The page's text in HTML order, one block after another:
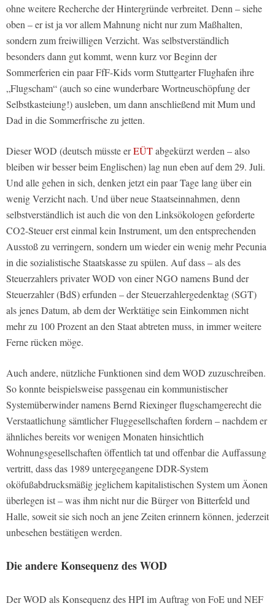
ohne weitere Recherche der Hintergründe verbreitet. Denn – siehe
oben – er ist ja vor allem Mahnung nicht nur zum Maßhalten,
sondern zum freiwilligen Verzicht. Was selbstverständlich
besonders dann gut kommt, wenn kurz vor Beginn der
Sommerferien ein paar FfF-Kids vorm Stuttgarter Flughafen ihre
„Flugscham“ (auch so eine wunderbare Wortneuschöpfung der
Selbstkasteiung!) ausleben, um dann anschließend mit Mum und
Dad in die Sommerfrische zu jetten.
Dieser WOD (deutsch müsste erEÜTabgekürzt werden – also
bleiben wir besser beim Englischen) lag nun eben auf dem 29. Juli.
Und alle gehen in sich, denken jetzt ein paar Tage lang über ein
wenig Verzicht nach. Und über neue Staatseinnahmen, denn
selbstverständlich ist auch die von den Linksökologen geforderte
CO2-Steuer erst einmal kein Instrument, um den entsprechenden
Ausstoß zu verringern, sondern um wieder ein wenig mehr Pecunia
in die sozialistische Staatskasse zu spülen. Auf dass – als des
Steuerzahlers privater WOD von einer NGO namens Bund der
Steuerzahler (BdS) erfunden – der Steuerzahlergedenktag (SGT)
als jenes Datum, ab dem der Werktätige sein Einkommen nicht
mehr zu 100 Prozent an den Staat abtreten muss, in immer weitere
Ferne rücken möge.
Auch andere, nützliche Funktionen sind dem WOD zuzuschreiben.
So konnte beispielsweise passgenau ein kommunistischer
Systemüberwinder namens Bernd Riexinger flugschamgerecht die
Verstaatlichung sämtlicher Fluggesellschaften fordern – nachdem er
ähnliches bereits vor wenigen Monaten hinsichtlich
Wohnungsgesellschaften öffentlich tat und offenbar die Auffassung
vertritt, dass das 1989 untergegangene DDR-System
oköfußabdrucksmäßig jeglichem kapitalistischen System um Äonen
überlegen ist – was ihm nicht nur die Bürger von Bitterfeld und
Halle, soweit sie sich noch an jene Zeiten erinnern können, jederzeit
unbesehen bestätigen werden.
Die andere Konsequenz des WOD
Der WOD als Konsequenz des HPI im Auftrag von FoE und NEF